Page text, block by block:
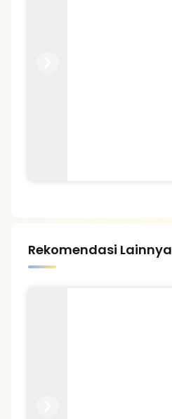
Rekomendasi Lainnya